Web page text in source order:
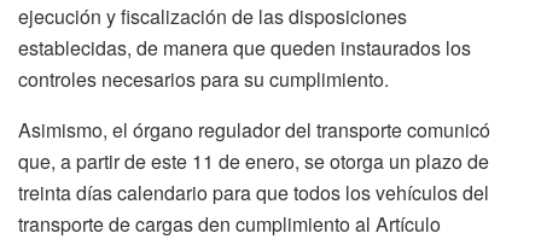
ejecución y fiscalización de las disposiciones
establecidas, de manera que queden instaurados los
controles necesarios para su cumplimiento.
Asimismo, el órgano regulador del transporte comunicó
que, a partir de este 11 de enero, se otorga un plazo de
treinta días calendario para que todos los vehículos del
transporte de cargas den cumplimiento al Artículo